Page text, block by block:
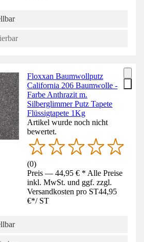
Floxxan Baumwollputz
California 206 Baumwolle -
Farbe Anthrazit m.
Silberglimmer Putz Tapete
Flüssigtapete 1Kg
Artikel wurde noch nicht
bewertet.
(0)
Preis — 44,95 € * Alle Preise
inkl. MwSt. und ggf. zzgl.
Versandkosten pro ST44,95
€*/ ST